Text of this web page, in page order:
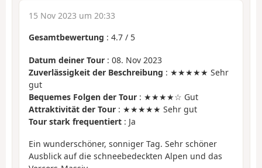
15 Nov 2023 um 20:33
Gesamtbewertung : 4.7 / 5
Datum deiner Tour : 08. Nov 2023
Zuverlässigkeit der Beschreibung : ★★★★★ Sehr
gut
Bequemes Folgen der Tour : ★★★★☆ Gut
Attraktivität der Tour : ★★★★★ Sehr gut
Tour stark frequentiert : Ja
Ein wunderschöner, sonniger Tag. Sehr schöner
Ausblick auf die schneebedeckten Alpen und das